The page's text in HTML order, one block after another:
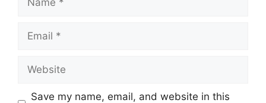
Save my name, email, and website in this